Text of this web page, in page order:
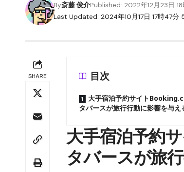
Last Updated: 2024年10月17日 17時47分
By斎藤 俊介Published: 2022年12月23日
SHARE 目次
大手宿泊予約サイト
タバースが旅行行動に影響を与え
大手宿泊予約
タバースが旅